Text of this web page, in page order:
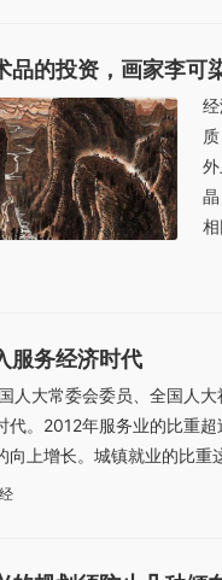
品的投资，画家李可
服务经济时代
人大常委会委员、全国人
代。2012年服务业的比重
向上增长。城镇就业的比